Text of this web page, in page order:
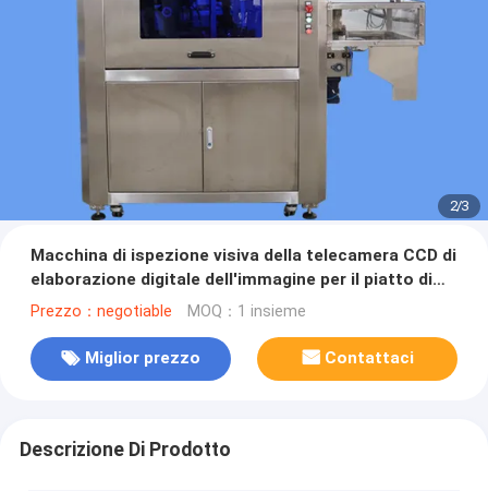
2/3
Macchina di ispezione visiva della telecamera CCD di
elaborazione digitale dell'immagine per il piatto di
alluminio
Prezzo：negotiable MOQ：1 insieme
Miglior prezzo Contattaci
Descrizione Di Prodotto